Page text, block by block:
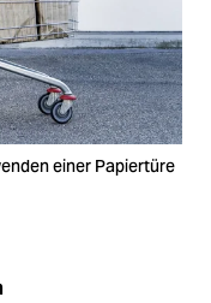
einer Papiertüre